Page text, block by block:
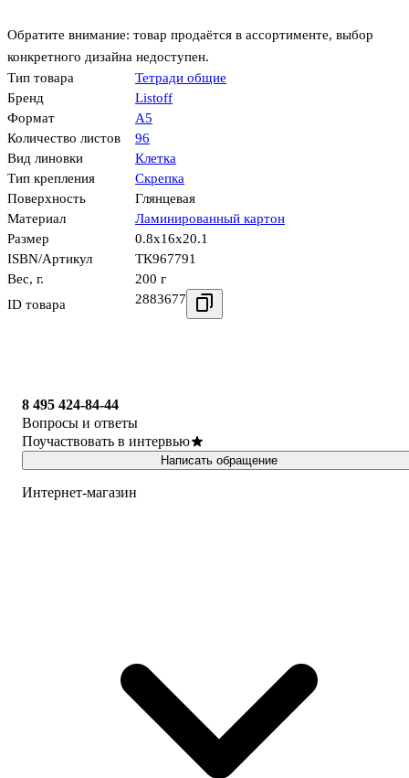
Обратите внимание: товар продаётся в ассортименте, выбор
конкретного дизайна недоступен.
Тип товара
Тетради общие
Бренд
Listoff
Формат
А5
Количество листов
96
Вид линовки
Клетка
Тип крепления
Скрепка
Поверхность
Глянцевая
Материал
Ламинированный картон
Размер
0.8x16x20.1
ISBN/Артикул
ТК967791
Вес, г.
200 г
ID товара
2883677
8 495 424-84-44
Вопросы и ответы
Поучаствовать в интервью
Написать обращение
Интернет-магазин